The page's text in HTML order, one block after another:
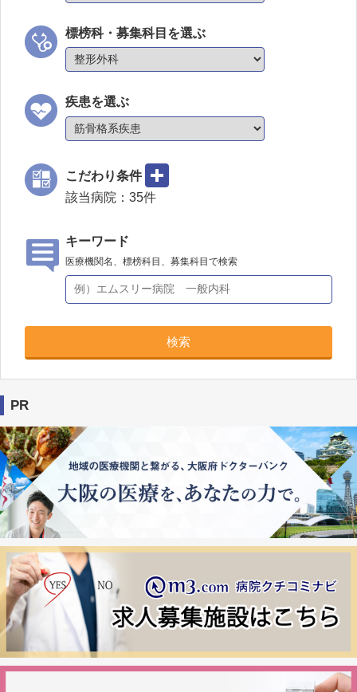
標榜科・募集科目を選ぶ
疾患を選ぶ
こだわり条件
該当病院： 35件
キーワード
医療機関名、標榜科目、募集科目で検索
検索
PR